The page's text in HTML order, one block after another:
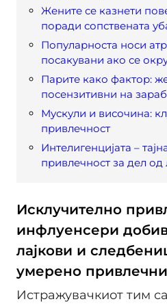
Жените се казнети
поради сопствената
Популарноста носи
посакувани ако се
Парите како фактор:
посензитивни на
Мускули и височина:
привлечност
Интелигенцијата –
привлечност за дел од
Исклучително
инфлуенсери
лајкови и
умерено
Истражувачкиот тим